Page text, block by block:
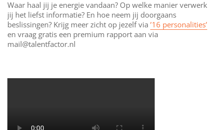
Waar haal jij je energie vandaan? Op welke manier verwerk
jij het liefst informatie? En hoe neem jij doorgaans
beslissingen? Krijg meer zicht op jezelf via ’16 personalities’
en vraag gratis een premium rapport aan via
mail@talentfactor.nl